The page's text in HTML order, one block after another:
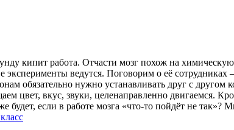
кипит работа. Отчасти мозг похож на
эксперименты ведутся. Поговорим о её
обязательно нужно устанавливать друг с
цвет, вкус, звуки, целенаправленно двигаемся.
будет, если в работе мозга «что-то пойдёт не